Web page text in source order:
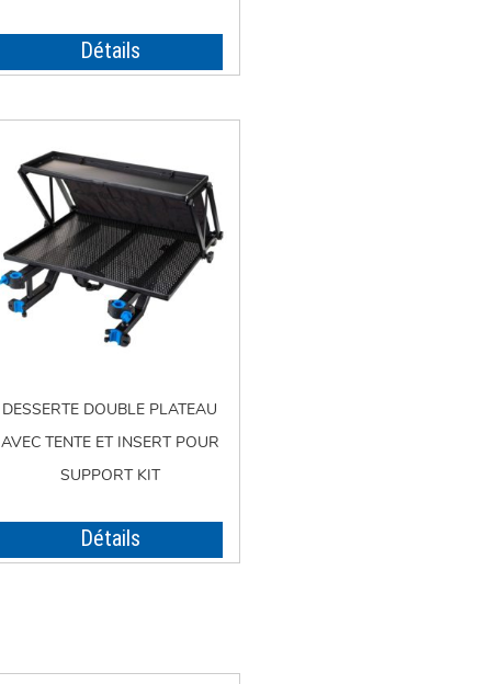
Détails
DESSERTE DOUBLE PLATEAU
AVEC TENTE ET INSERT POUR
SUPPORT KIT
Détails